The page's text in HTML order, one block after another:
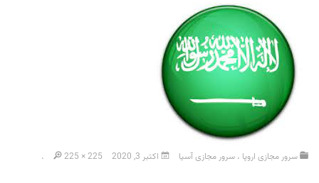
سرور مجازی اروپا ، سرور مجازی آسیا اکتبر 3, 2020 225 × 225
.